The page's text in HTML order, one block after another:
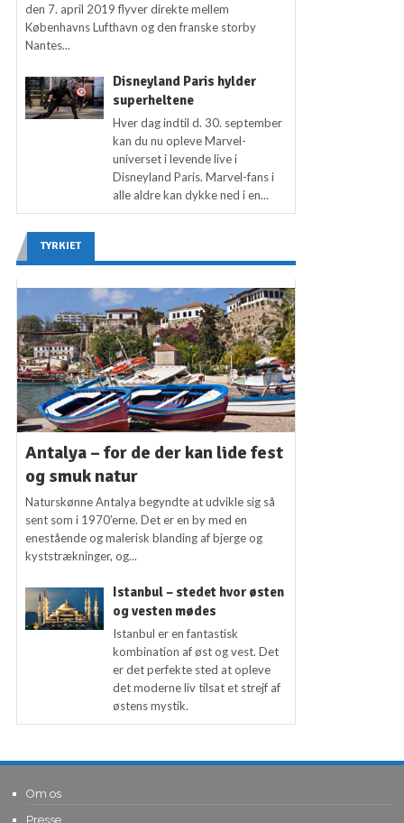
den 7. april 2019 flyver direkte mellem
Københavns Lufthavn og den franske storby
Nantes...
Disneyland Paris hylder
superheltene
Hver dag indtil d. 30. september
kan du nu opleve Marvel-
universet i levende live i
Disneyland Paris. Marvel-fans i
alle aldre kan dykke ned i en...
TYRKIET
Antalya – for de der kan lide fest
og smuk natur
Naturskønne Antalya begyndte at udvikle sig så
sent som i 1970’erne. Det er en by med en
enestående og malerisk blanding af bjerge og
kyststrækninger, og...
Istanbul – stedet hvor østen
og vesten mødes
Istanbul er en fantastisk
kombination af øst og vest. Det
er det perfekte sted at opleve
det moderne liv tilsat et strejf af
østens mystik.
Om os
Presse